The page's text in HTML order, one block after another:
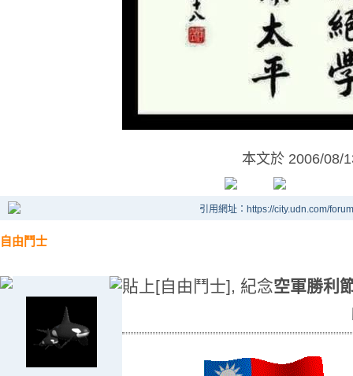
本文於 2006/08/
引用網址：https://city.udn.com/
自由鬥士
貼上[自由鬥士], 紀念空軍勝利